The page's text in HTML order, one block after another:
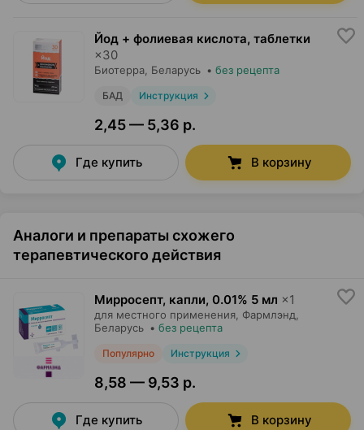
Йод + фолиевая кислота, таблетки
×30
Биотерра , Беларусь • без рецепта
БАД Инструкция
2,45 — 5,36 р.
Где купить В корзину
Аналоги и препараты схожего
терапевтического действия
Мирросепт, капли, 0.01% 5 мл ×1
для местного применения, Фармлэнд
Беларусь • без рецепта
Популярно Инструкция
8,58 — 9,53 р.
Где купить В корзину